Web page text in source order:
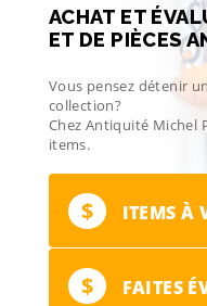
ACHAT ET
ET DE PIÈCES
Vous pensez détenir
collection?
Chez Antiquité Michel
items.
$ ITEMS À
$ FAITES